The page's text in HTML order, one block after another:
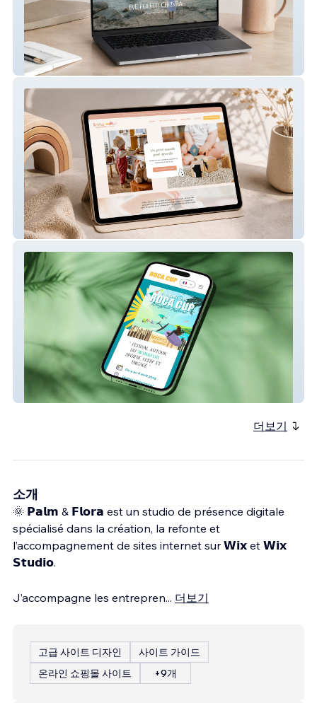
Eve Poletti Christia – Site internet de
sophrologue
Small World – Site internet de micro-crèche
Roca Cup – Site internet pour compétition
de wing foil
더보기
소개
🌞 𝗣𝗮𝗹𝗺 & 𝗙𝗹𝗼𝗿𝗮 est un studio de présence digitale
spécialisé dans la création, la refonte et
l’accompagnement de sites internet sur 𝗪𝗶𝘅 et 𝗪𝗶𝘅
𝗦𝘁𝘂𝗱𝗶𝗼.
J’accompagne les entrepren... 더보기
고급 사이트 디자인
사이트 가이드
온라인 쇼핑몰 사이트
+9개